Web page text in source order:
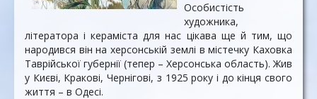
Особистість
художника,
літератора і кераміста для нас цікава ще й тим, що
народився він на херсонській землі в містечку Каховка
Таврійської губернії (тепер – Херсонська область). Жив
у Києві, Кракові, Чернігові, з 1925 року і до кінця свого
життя – в Одесі.